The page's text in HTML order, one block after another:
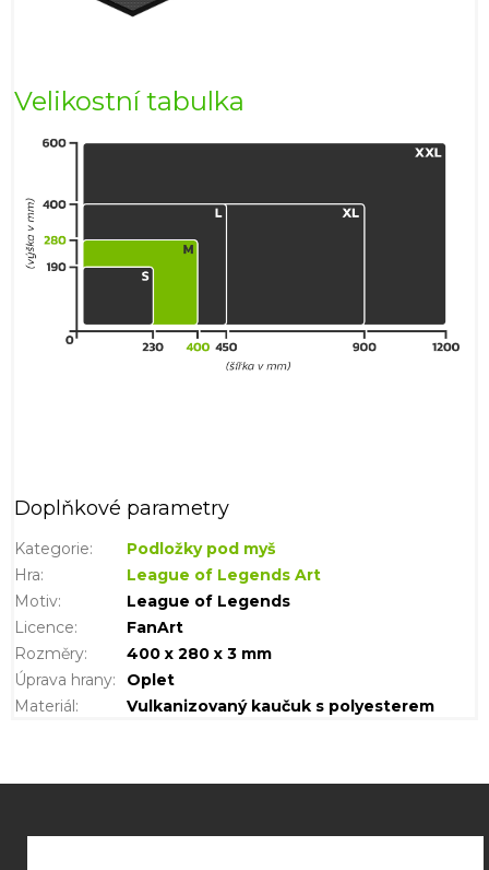
Velikostní tabulka
Doplňkové parametry
Kategorie:
Podložky pod myš
Hra:
League of Legends Art
Motiv:
League of Legends
Licence:
FanArt
Rozměry:
400 x 280 x 3 mm
Úprava hrany:
Oplet
Materiál: Vulkanizovaný kaučuk s polyesterem